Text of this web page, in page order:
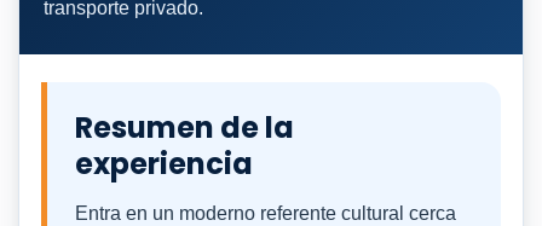
transporte privado.
Resumen de la
experiencia
Entra en un moderno referente cultural cerca